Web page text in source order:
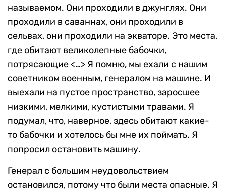
называемом. Они проходили в джунглях. Они
проходили в саваннах, они проходили в
сельвах, они проходили на экваторе. Это места,
где обитают великолепные бабочки,
потрясающие <…> Я помню, мы ехали с нашим
советником военным, генералом на машине. И
выехали на пустое пространство, заросшее
низкими, мелкими, кустистыми травами. Я
подумал, что, наверное, здесь обитают какие-
то бабочки и хотелось бы мне их поймать. Я
попросил остановить машину.
Генерал с большим неудовольствием
остановился, потому что были места опасные. Я